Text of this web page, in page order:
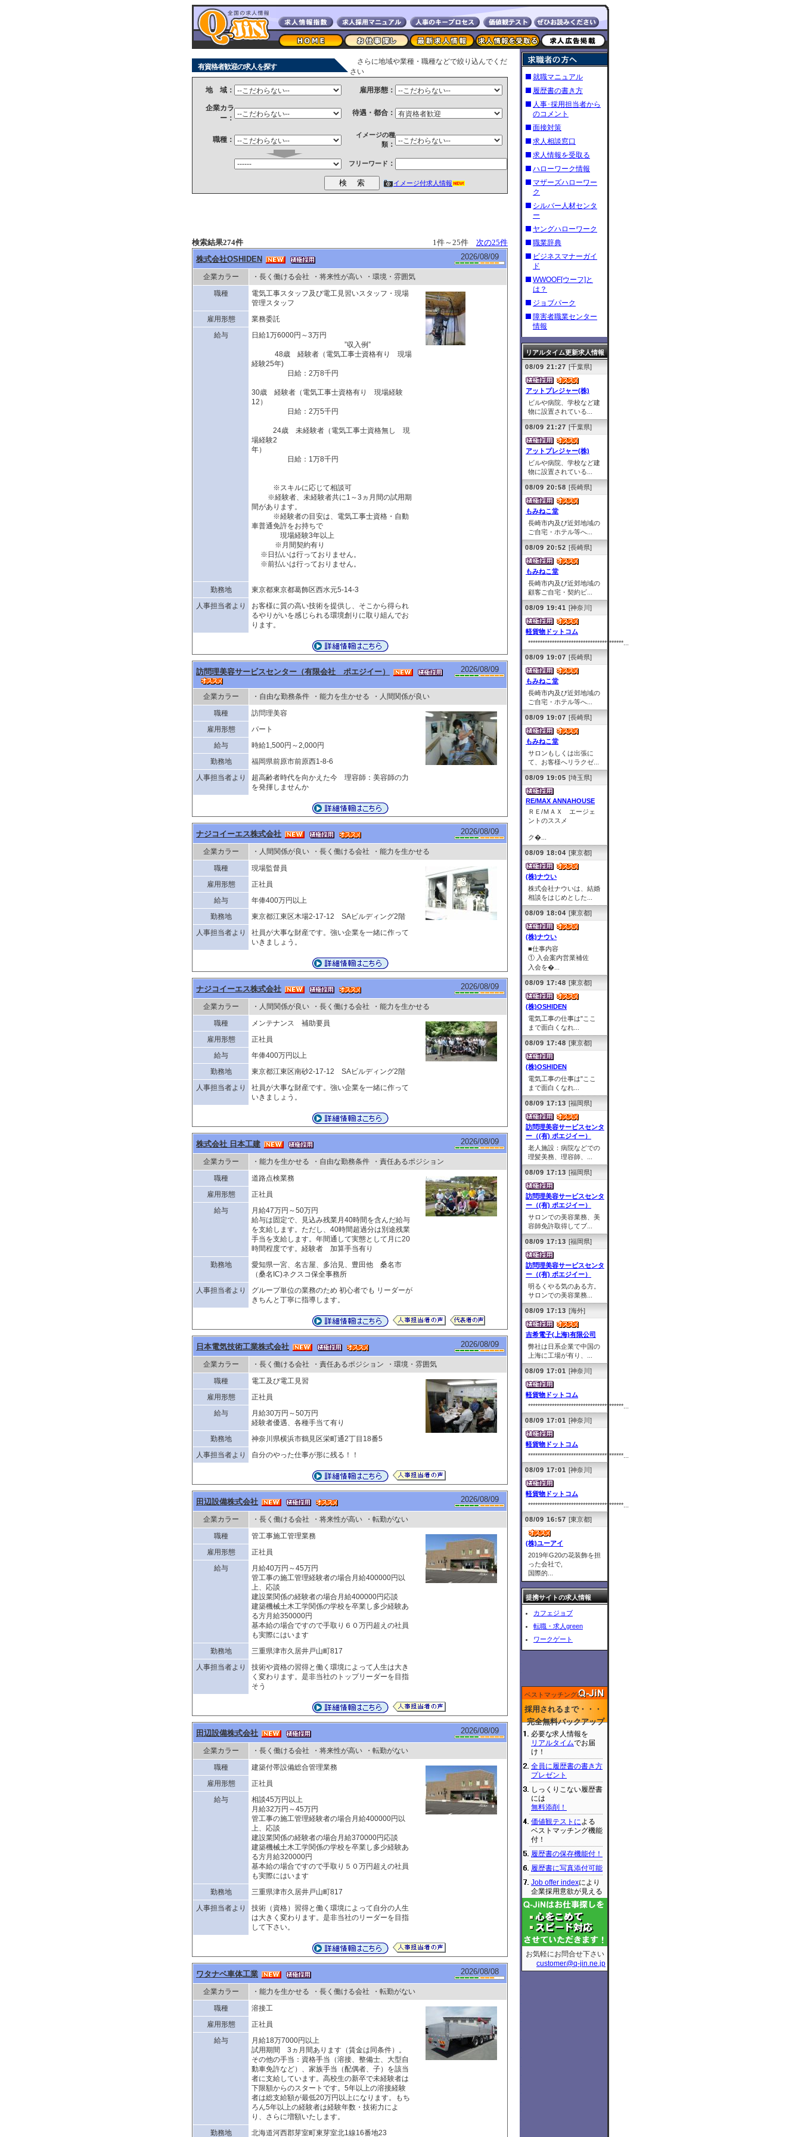
有資格者歓迎の求人を探す
さらに地域や業種・職種などで絞り込んでくだ
さい
地 域： 雇用形態：
企業カラ
ー：
待遇・都合：
職種：
イメージの種
類 ：
フリーワード ：
イメージ付求人情報
検索結果274件 1件～25件 次の25件
株式会社OSHIDEN
2026/08/09
企業カラー ・長く働ける会社 ・将来性が高い
・環境・雰囲気
職種
電気工事スタッフ及び電工見習いスタッフ・現場
管理スタッフ
雇用形態
業務委託
給与
日給1万6000円～3万円
”収入例”
48歳 経験者（電気工事士資格有り 現場
経験25年)
日給：2万8千円
30歳 経験者（電気工事士資格有り 現場経験
12）
日給：2万5千円
24歳 未経験者（電気工事士資格無し 現
場経験2
年）
日給：1万8千円
※スキルに応じて相談可
※経験者、未経験者共に1～3ヵ月間の試用期
間があります。
※経験者の目安は、電気工事士資格・自動
車普通免許をお持ちで
現場経験3年以上
※月間契約有り
※日払いは行っておりません。
※前払いは行っておりません。
勤務地
東京都東京都葛飾区西水元5-14-3
人事担当者より
お客様に質の高い技術を提供し、そこから得られ
るやりがいを感じられる環境創りに取り組んでお
ります。
訪問理美容サービスセンター（有限会社 ポエジイー） 2026/08/09
企業カラー ・自由な勤務条件 ・能力を生かせる
・人間関係が良い
職種
訪問理美容
雇用形態
パート
給与
時給1,500円～2,000円
勤務地
福岡県前原市前原西1-8-6
人事担当者より
超高齢者時代を向かえた今 理容師：美容師の力
を発揮しませんか
ナジコイーエス株式会社 2026/08/09
企業カラー ・人間関係が良い ・長く働ける会社
・能力を生かせる
職種
現場監督員
雇用形態
正社員
給与
年俸400万円以上
勤務地
東京都江東区木場2-17-12 SAビルディング2階
人事担当者より
社員が大事な財産です。強い企業を一緒に作って
いきましょう。
ナジコイーエス株式会社 2026/08/09
企業カラー ・人間関係が良い ・長く働ける会社
・能力を生かせる
職種
メンテナンス 補助要員
雇用形態
正社員
給与
年俸400万円以上
勤務地
東京都江東区南砂2-17-12 SAビルディング2階
人事担当者より
社員が大事な財産です。強い企業を一緒に作って
いきましょう。
株式会社 日本工建 2026/08/09
企業カラー ・能力を生かせる ・自由な勤務条件
・責任あるポジション
職種
道路点検業務
雇用形態
正社員
給与
月給47万円～50万円
給与は固定で、見込み残業月40時間を含んだ給与
を支給します。ただし、40時間超過分は別途残業
手当を支給します。年間通して実態として月に20
時間程度です。経験者 加算手当有り
勤務地
愛知県一宮、名古屋、多治見、豊田他 桑名市
（桑名IC)ネクスコ保全事務所
人事担当者より
グループ単位の業務のため 初心者でも リーダーが
きちんと丁寧に指導します。
日本電気技術工業株式会社 2026/08/09
企業カラー ・長く働ける会社 ・責任あるポジション
・環境・雰囲気
職種
電工及び電工見習
雇用形態
正社員
給与
月給30万円～50万円
経験者優遇、各種手当て有り
勤務地
神奈川県横浜市鶴見区栄町通2丁目18番5
人事担当者より
自分のやった仕事が形に残る！！
田辺設備株式会社 2026/08/09
企業カラー ・長く働ける会社 ・将来性が高い
・転勤がない
職種
管工事施工管理業務
雇用形態
正社員
給与
月給40万円～45万円
管工事の施工管理経験者の場合月給400000円以
上、応談
建設業関係の経験者の場合月給400000円応談
建築機械土木工学関係の学校を卒業し多少経験あ
る方月給350000円
基本給の場合ですので手取り６０万円超えの社員
も実際にはいます
勤務地
三重県津市久居井戸山町817
人事担当者より
技術や資格の習得と働く環境によって人生は大き
く変わります。是非当社のトップリーダーを目指
そう
田辺設備株式会社 2026/08/09
企業カラー ・長く働ける会社 ・将来性が高い
・転勤がない
職種
建築付帯設備総合管理業務
雇用形態
正社員
給与
相談45万円以上
月給32万円～45万円
管工事の施工管理経験者の場合月給400000円以
上、応談
建設業関係の経験者の場合月給370000円応談
建築機械土木工学関係の学校を卒業し多少経験あ
る方月給320000円
基本給の場合ですので手取り５０万円超えの社員
も実際にはいます
勤務地
三重県津市久居井戸山町817
人事担当者より
技術（資格）習得と働く環境によって自分の人生
は大きく変わります。是非当社のリーダーを目指
して下さい。
ワタナベ車体工業 2026/08/08
企業カラー ・能力を生かせる ・長く働ける会社
・転勤がない
職種
溶接工
雇用形態
正社員
給与
月給18万7000円以上
試用期間 3ヵ月間あります（賃金は同条件）。
その他の手当：資格手当（溶接、整備士、大型自
動車免許など）、家族手当（配偶者、子）を該当
者に支給しています。高校生の新卒で未経験者は
下限額からのスタートです。5年以上の溶接経験
者は総支給額が最低20万円以上になります。もち
ろん5年以上の経験者は経験年数・技術力によ
り、さらに増額いたします。
勤務地
北海道河西郡芽室町東芽室北1線16番地23
就職マニュアル
履歴書の書き方
人事･採用担当者から
のコメント
面接対策
求人相談窓口
求人情報を受取る
ハローワーク情報
マザーズハローワー
ク
シルバー人材センタ
ー
ヤングハローワーク
職業辞典
ビジネスマナーガイ
ド
WWOOF[ウーフ]と
は？
ジョブパーク
障害者職業センター
情報
リアルタイム更新求人情報
08/09 21:27 [千葉県]
アットプレジャー(株)
ビルや病院、学校など建
物に設置されている...
08/09 21:27 [千葉県]
アットプレジャー(株)
ビルや病院、学校など建
物に設置されている...
08/09 20:58 [長崎県]
もみねこ堂
長崎市内及び近郊地域の
ご自宅・ホテル等へ...
08/09 20:52 [長崎県]
もみねこ堂
長崎市内及び近郊地域の
顧客ご自宅・契約ビ...
08/09 19:41 [神奈川]
軽貨物ドットコム
****************************************...
08/09 19:07 [長崎県]
もみねこ堂
長崎市内及び近郊地域の
ご自宅・ホテル等へ...
08/09 19:07 [長崎県]
もみねこ堂
サロンもしくは出張に
て、お客様へリラクゼ...
08/09 19:05 [埼玉県]
RE/MAX ANNAHOUSE
ＲＥ/ＭＡＸ エージェ
ントのススメ
ク�...
08/09 18:04 [東京都]
(株)ナウい
株式会社ナウいは、結婚
相談をはじめとした...
08/09 18:04 [東京都]
(株)ナウい
■仕事内容
① 入会案内営業補佐
入会を�...
08/09 17:48 [東京都]
(株)OSHIDEN
電気工事の仕事は"ここ
まで面白くなれ...
08/09 17:48 [東京都]
(株)OSHIDEN
電気工事の仕事は"ここ
まで面白くなれ...
08/09 17:13 [福岡県]
訪問理美容サービスセンタ
ー（(有) ポエジイー）
老人施設：病院などでの
理髪美務、理容師、...
08/09 17:13 [福岡県]
訪問理美容サービスセンタ
ー（(有) ポエジイー）
サロンでの美容業務、美
容師免許取得してブ...
08/09 17:13 [福岡県]
訪問理美容サービスセンタ
ー（(有) ポエジイー）
明るくやる気のある方。
サロンでの美容業務...
08/09 17:13 [海外]
吉希電子(上海)有限公司
弊社は日系企業で中国の
上海に工場が有り、...
08/09 17:01 [神奈川]
軽貨物ドットコム
****************************************...
08/09 17:01 [神奈川]
軽貨物ドットコム
****************************************...
08/09 17:01 [神奈川]
軽貨物ドットコム
****************************************...
08/09 16:57 [東京都]
(株)ユーアイ
2019年G20の花装飾を担
った会社で,
国際的...
提携サイトの求人情報
カフェジョブ
転職・求人green
ワークゲート
ベストマッチングの
採用されるまで・・・
完全無料バックアップ
必要な求人情報を
リアルタイムでお届
け！
全員に履歴書の書き方
プレゼント
しっくりこない履歴書
には
無料添削！
価値観テストによる
ベストマッチング機能
付！
履歴書の保存機能付！
履歴書に写真添付可能
Job offer indexにより
企業採用意欲が見える
お気軽にお問合せ下さい
customer@q-jin.ne.jp